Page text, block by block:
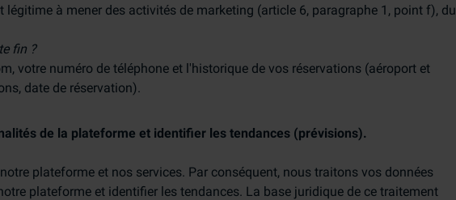
à mener des activités de marketing (article 6, paragraphe 1, point f), du
fin ?
votre numéro de téléphone et l'historique de vos réservations (aéroport et
date de réservation).
de la plateforme et identifier les tendances (prévisions).
plateforme et nos services. Par conséquent, nous traitons vos données
plateforme et identifier les tendances. La base juridique de ce traitement